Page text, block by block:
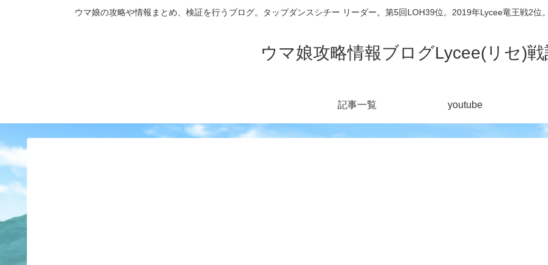
ウマ娘の攻略や情報まとめ、検証を行うブログ。タップダンスシチー リーダー。第5回LOH39位。2019年Lycee竜王戦2
ウマ娘攻略情報ブログLycee(リセ)戦
記事一覧 youtube